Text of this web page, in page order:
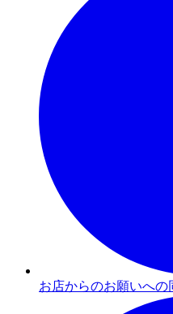
お店からのお願いへの